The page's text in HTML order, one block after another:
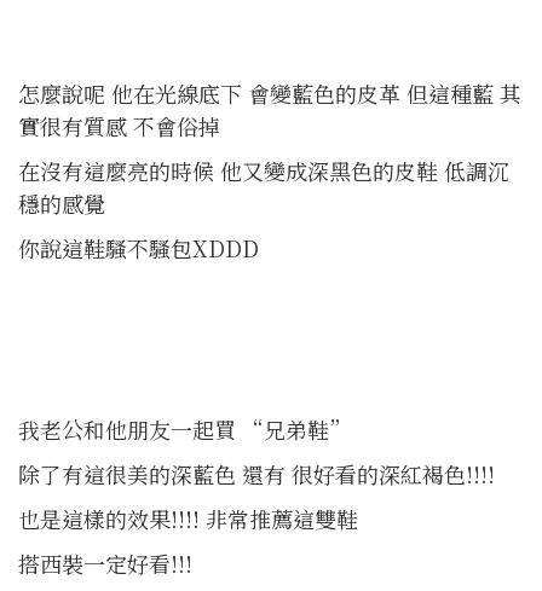
怎麼說呢 他在光線底下 會變藍色的皮革 但這種藍 其
實很有質感 不會俗掉
在沒有這麼亮的時候 他又變成深黑色的皮鞋 低調沉
穩的感覺
你說這鞋騷不騷包XDDD
我老公和他朋友一起買 “兄弟鞋”
除了有這很美的深藍色 還有 很好看的深紅褐色!!!!
也是這樣的效果!!!! 非常推薦這雙鞋
搭西裝一定好看!!!